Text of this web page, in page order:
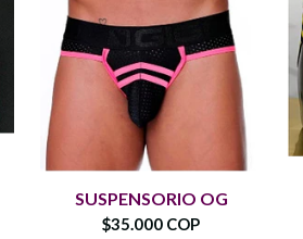
SUSPENSORIO OG
$35.000 COP